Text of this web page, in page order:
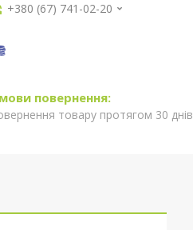
+380 (67) 741-02-20
товару протягом 30 днів